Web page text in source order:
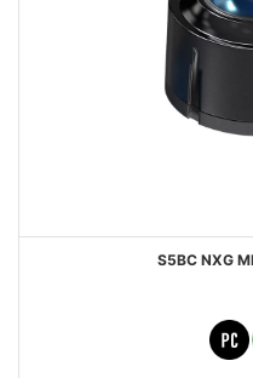
S5BC NXG